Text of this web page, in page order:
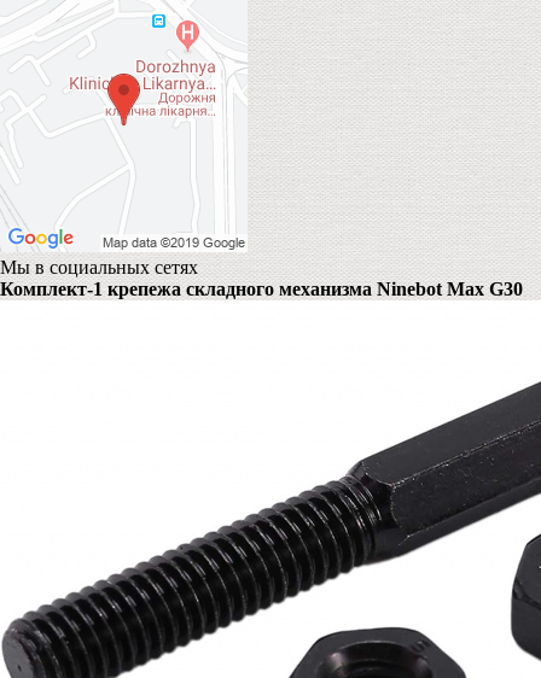
Мы в социальных сетях
Комплект-1 крепежа складного механизма Ninebot Max G30